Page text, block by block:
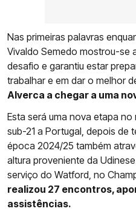
Nas primeiras palavras
Vivaldo Semedo mostrou-se
desafio e garantiu estar
trabalhar e em dar o melhor
Alverca a chegar a uma
Esta será uma nova etapa
sub-21 a Portugal, depois de
época 2024/25 também
altura proveniente da
serviço do Watford, no
realizou 27 encontros,
assistências.